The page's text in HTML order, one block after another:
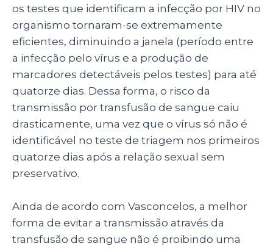
os testes que identificam a infecção por HIV no
organismo tornaram-se extremamente
eficientes, diminuindo a janela (período entre
a infecção pelo vírus e a produção de
marcadores detectáveis pelos testes) para até
quatorze dias. Dessa forma, o risco da
transmissão por transfusão de sangue caiu
drasticamente, uma vez que o vírus só não é
identificável no teste de triagem nos primeiros
quatorze dias após a relação sexual sem
preservativo.
Ainda de acordo com Vasconcelos, a melhor
forma de evitar a transmissão através da
transfusão de sangue não é proibindo uma